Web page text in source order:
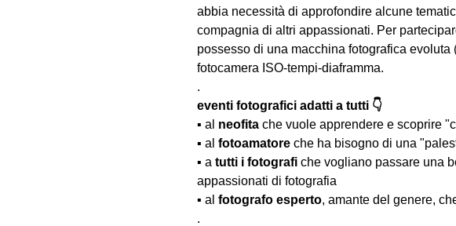
abbia necessità di approfondire alcune
compagnia di altri appassionati. Per
possesso di una macchina fotografica
fotocamera ISO-tempi-diaframma.
.
eventi fotografici adatti a tutti 👇
▪️ al neofita che vuole apprendere e scoprire
▪️ al fotoamatore che ha bisogno di una
▪️ a tutti i fotografi che vogliano passare una
appassionati di fotografia
▪️ al fotografo esperto, amante del genere,
.